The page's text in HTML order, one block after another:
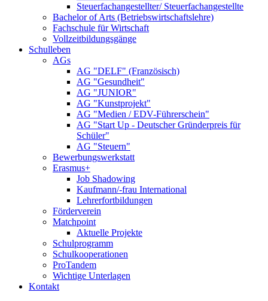
Steuerfachangestellter/ Steuerfachangestellte
Bachelor of Arts (Betriebswirtschaftslehre)
Fachschule für Wirtschaft
Vollzeitbildungsgänge
Schulleben
AGs
AG "DELF" (Französisch)
AG "Gesundheit"
AG "JUNIOR"
AG "Kunstprojekt"
AG "Medien / EDV-Führerschein"
AG "Start Up - Deutscher Gründerpreis für
Schüler"
AG "Steuern"
Bewerbungswerkstatt
Erasmus+
Job Shadowing
Kaufmann/-frau International
Lehrerfortbildungen
Förderverein
Matchpoint
Aktuelle Projekte
Schulprogramm
Schulkooperationen
ProTandem
Wichtige Unterlagen
Kontakt